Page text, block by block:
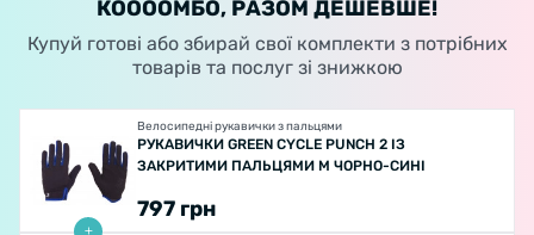
КООООМБО, РАЗОМ ДЕШЕВШЕ!
Купуй готові або збирай свої комплекти з потрібних
товарів та послуг зі знижкою
Велосипедні рукавички з пальцями
РУКАВИЧКИ GREEN CYCLE PUNCH 2 ІЗ
ЗАКРИТИМИ ПАЛЬЦЯМИ M ЧОРНО-СИНІ
797 грн